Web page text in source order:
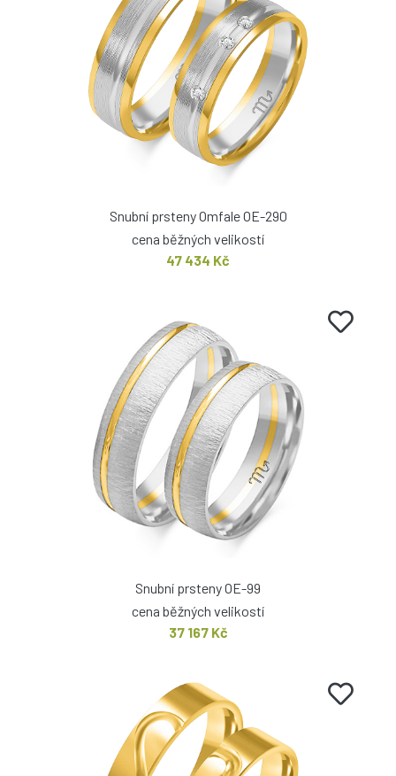
Snubní prsteny Omfale OE-290
cena běžných velikostí
47 434 Kč
Snubní prsteny OE-99
cena běžných velikostí
37 167 Kč